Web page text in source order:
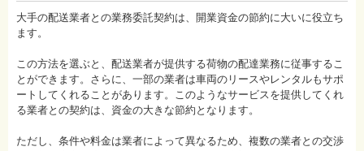
大手の配送業者との業務委託契約は、開業資金の節約に大いに役立ち
ます。
この方法を選ぶと、配送業者が提供する荷物の配達業務に従事するこ
とができます。さらに、一部の業者は車両のリースやレンタルもサポ
ートしてくれることがあります。このようなサービスを提供してくれ
る業者との契約は、資金の大きな節約となります。
ただし、条件や料金は業者によって異なるため、複数の業者との交渉